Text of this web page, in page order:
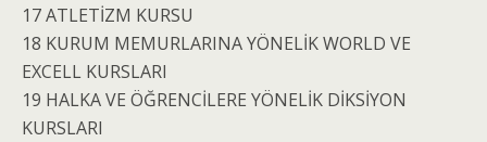
17 ATLETİZM KURSU
18 KURUM MEMURLARINA YÖNELİK WORLD VE
EXCELL KURSLARI
19 HALKA VE ÖĞRENCİLERE YÖNELİK DİKSİYON
KURSLARI